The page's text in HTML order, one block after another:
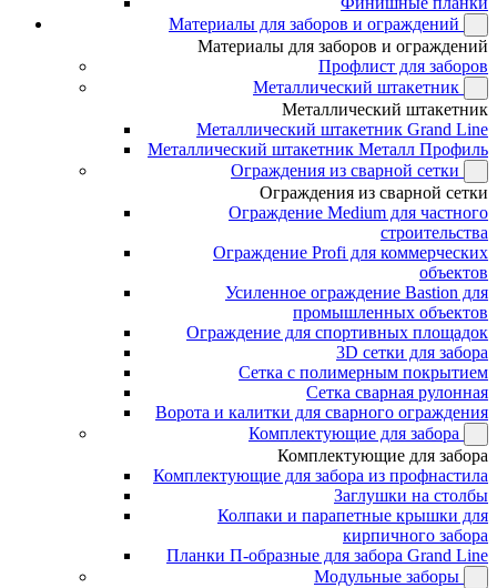
Материалы для заборов и ограждений
Материалы для заборов и ограждений
Профлист для заборов
Металлический штакетник
Металлический штакетник
Металлический штакетник Grand Line
Металлический штакетник Металл Профиль
Ограждения из сварной сетки
Ограждения из сварной сетки
Ограждение Medium для частного
строительства
Ограждение Profi для коммерческих
объектов
Усиленное ограждение Bastion для
промышленных объектов
Ограждение для спортивных площадок
3D сетки для забора
Сетка с полимерным покрытием
Сетка сварная рулонная
Ворота и калитки для сварного ограждения
Комплектующие для забора
Комплектующие для забора
Комплектующие для забора из профнастила
Заглушки на столбы
Колпаки и парапетные крышки для
кирпичного забора
Планки П-образные для забора Grand Line
Модульные заборы